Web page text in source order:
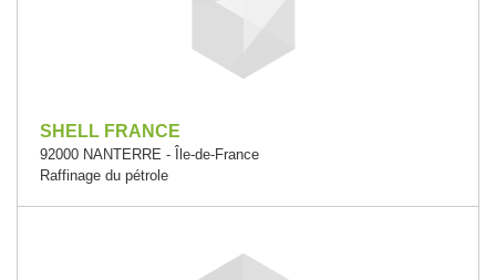
SHELL FRANCE
92000 NANTERRE - Île-de-France
Raffinage du pétrole